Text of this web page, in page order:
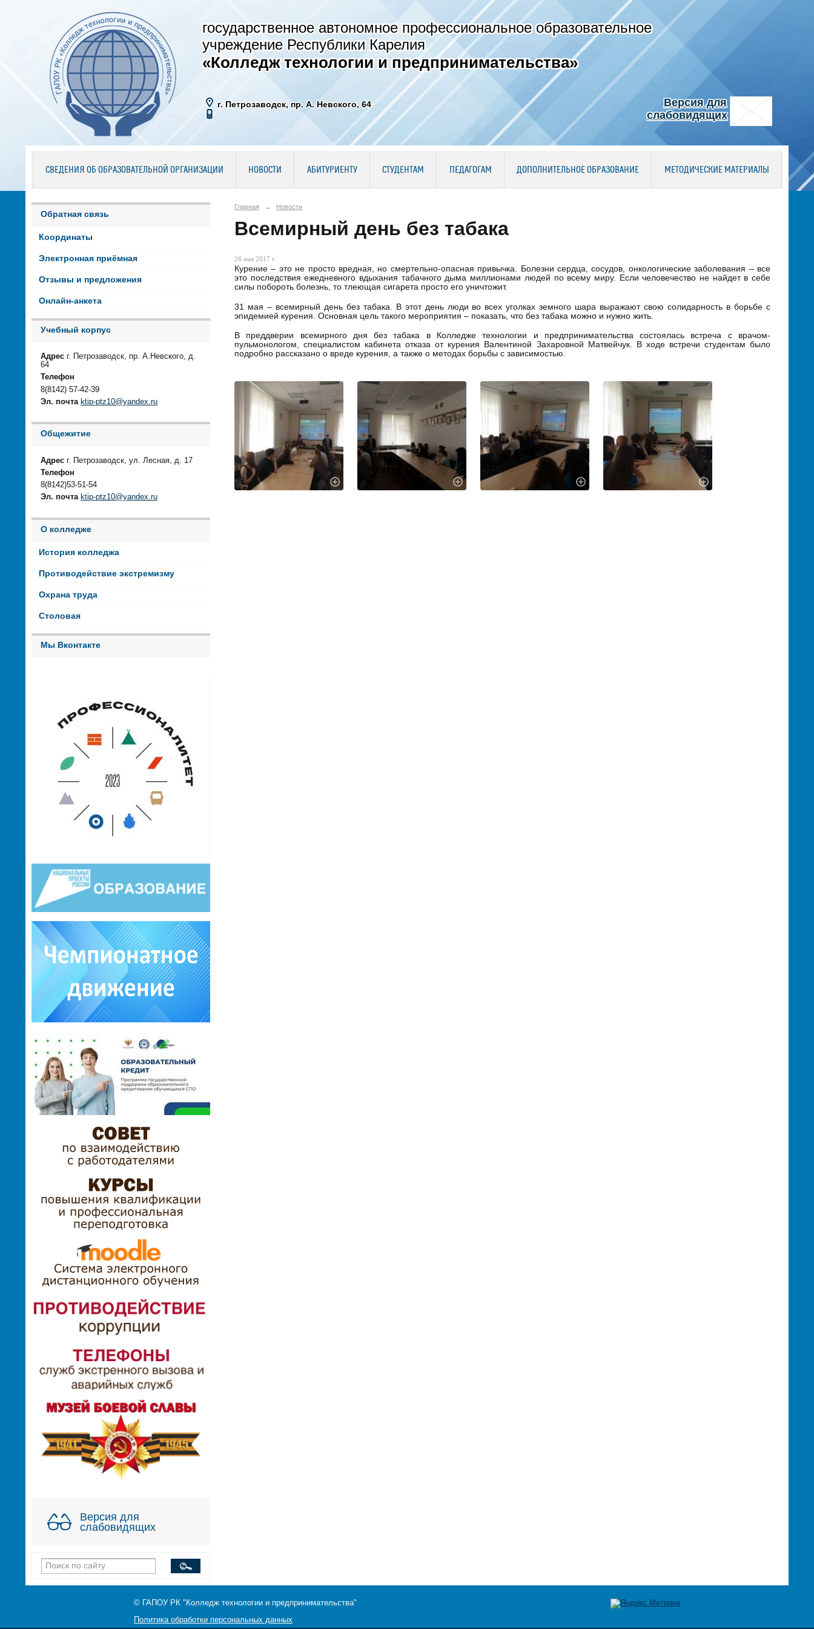
государственное автономное профессиональное образовательное
учреждение Республики Карелия
«Колледж технологии и предпринимательства»
г. Петрозаводск, пр. А. Невского, 64
Версия для
слабовидящих
СВЕДЕНИЯ ОБ ОБРАЗОВАТЕЛЬНОЙ ОРГАНИЗАЦИИ НОВОСТИ АБИТУРИЕНТУ СТУДЕНТАМ ПЕДАГОГАМ ДОПОЛНИТЕЛЬНОЕ ОБРАЗОВАНИЕ МЕТОДИЧЕСКИЕ МАТЕРИАЛЫ
Обратная связь
Координаты
Электронная приёмная
Отзывы и предложения
Онлайн-анкета
Учебный корпус
Адрес г. Петрозаводск, пр. А.Невского, д.
64
Телефон
8(8142) 57-42-39
Эл. почта ktip-ptz10@yandex.ru
Общежитие
Адрес г. Петрозаводск, ул. Лесная, д. 17
Телефон
8(8142)53-51-54
Эл. почта ktip-ptz10@yandex.ru
О колледже
История колледжа
Противодействие экстремизму
Охрана труда
Столовая
Мы Вконтакте
Версия для
слабовидящих
Главная → Новости
Всемирный день без табака
26 мая 2017 г.
Курение – это не просто вредная, но смертельно-опасная привычка. Болезни сердца, сосудов, онкологические заболевания – все
это последствия ежедневного вдыхания табачного дыма миллионами людей по всему миру. Если человечество не найдет в себе
силы побороть болезнь, то тлеющая сигарета просто его уничтожит.
31 мая – всемирный день без табака. В этот день люди во всех уголках земного шара выражают свою солидарность в борьбе с
эпидемией курения. Основная цель такого мероприятия – показать, что без табака можно и нужно жить.
В преддверии всемирного дня без табака в Колледже технологии и предпринимательства состоялась встреча с врачом-
пульмонологом, специалистом кабинета отказа от курения Валентиной Захаровной Матвейчук. В ходе встречи студентам было
подробно рассказано о вреде курения, а также о методах борьбы с зависимостью.
© ГАПОУ РК "Колледж технологии и предпринимательства"
Политика обработки персональных данных